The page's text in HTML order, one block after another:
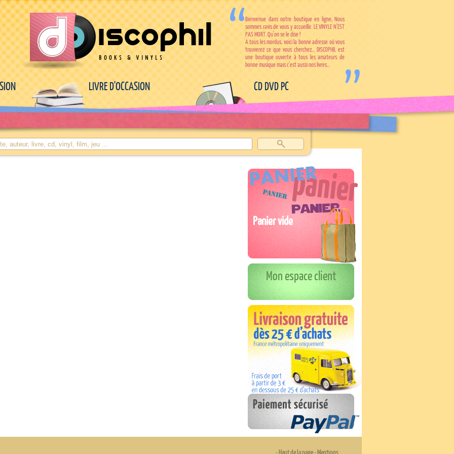
Bienvenue dans notre boutique en ligne, Nous
sommes ravis de vous y accueillir. LE VINYLE N'EST
PAS MORT. Qu'on se le dise !
A tous les mordus, voici la bonne adresse où vous
trouverez ce que vous cherchez... DISCOPHIL est
une boutique ouverte à tous les amateurs de
bonne musique mais c'est aussi nos livres...
LIVRE D'OCCASION CD DVD PC
Panier vide
Mon espace client
-Haut de la page-Mentions